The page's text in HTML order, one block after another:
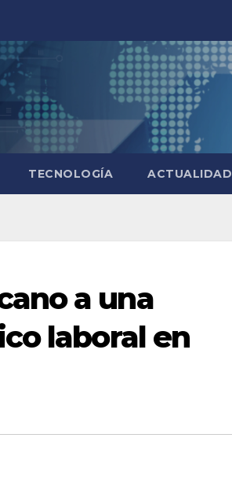
TECNOLOGÍA ACTUALIDAD
a una
laboral en